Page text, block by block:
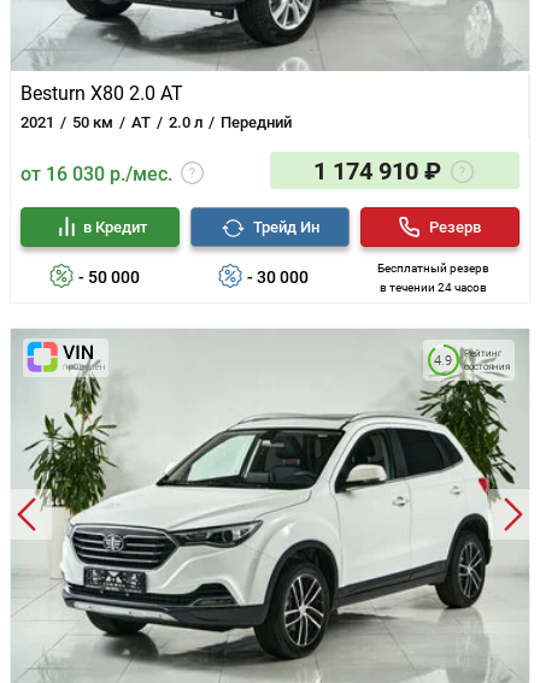
Besturn X80 2.0 AT
2021 50 км AT 2.0 л Передний
от 16 030 р./мес. 1 174 910 ₽
- 50 000
в Кредит
- 30 000
Трейд Ин
Бесплатный резерв
в течении 24 часов
Резерв
Рейтинг
состояния
4.9